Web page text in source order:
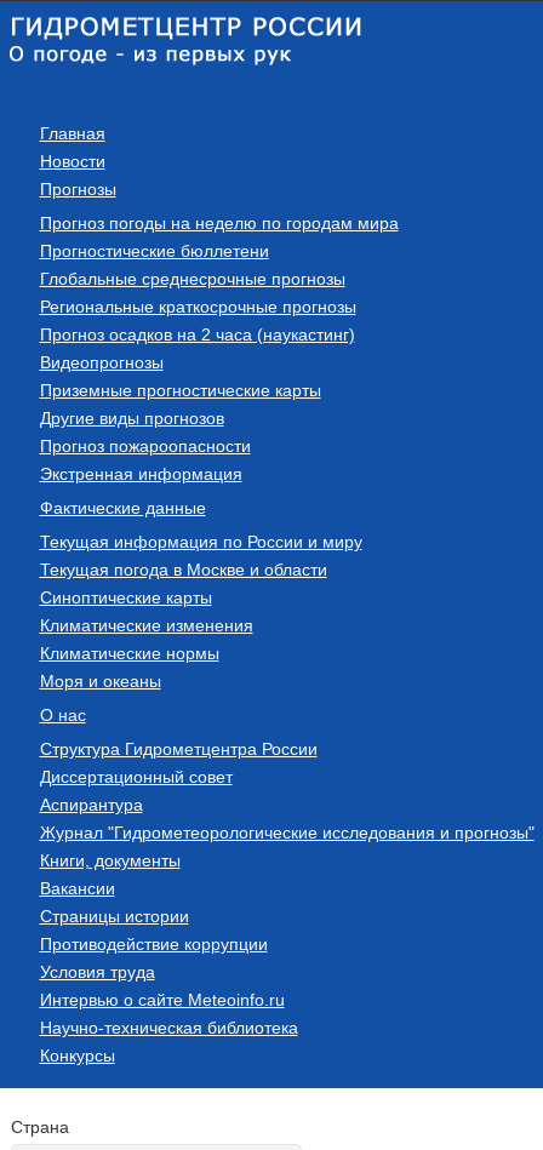
Главная
Новости
Прогнозы
Прогноз погоды на неделю по городам мира
Прогностические бюллетени
Глобальные среднесрочные прогнозы
Региональные краткосрочные прогнозы
Прогноз осадков на 2 часа (наукастинг)
Видеопрогнозы
Приземные прогностические карты
Другие виды прогнозов
Прогноз пожароопасности
Экстренная информация
Фактические данные
Текущая информация по России и миру
Текущая погода в Москве и области
Синоптические карты
Климатические изменения
Климатические нормы
Моря и океаны
О нас
Структура Гидрометцентра России
Диссертационный совет
Аспирантура
Журнал "Гидрометеорологические исследования и прогнозы"
Книги, документы
Вакансии
Страницы истории
Противодействие коррупции
Условия труда
Интервью о сайте Meteoinfo.ru
Научно-техническая библиотека
Конкурсы
Страна